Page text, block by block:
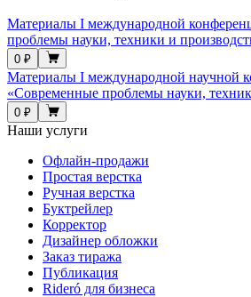
Материалы I международной
проблемы науки, техники и
0 ₽
Материалы I международной научной
«Современные проблемы науки,
0 ₽
Наши услуги
Офлайн-продажи
Простая верстка
Ручная верстка
Буктрейлер
Корректор
Дизайнер обложки
Заказ тиража
Публикация
Rideró для бизнеса